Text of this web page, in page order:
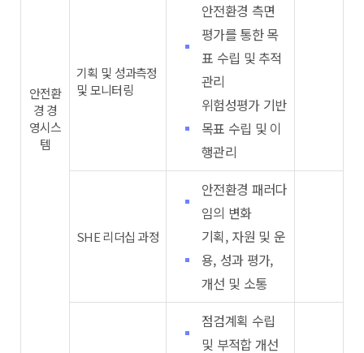
안전환
경 경
영시스
템
기획 및 성과측정
및 모니터링
안전환경 측면
평가를 통한 목
표 수립 및 추적
관리
위험성평가 기반
목표 수립 및 이
행관리
SHE 리더십 과정
안전환경 패러다
임의 변화
기획, 자원 및 운
용, 성과 평가,
개선 및 소통
점검계획 수립
및 부적합 개선